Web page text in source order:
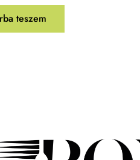
teszem